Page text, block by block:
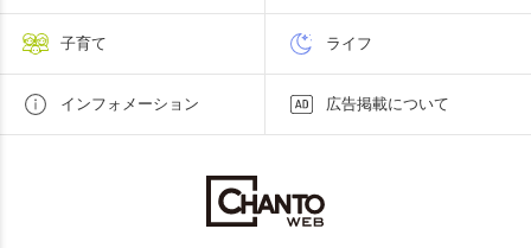
子育て ライフ
インフォメーション 広告掲載について